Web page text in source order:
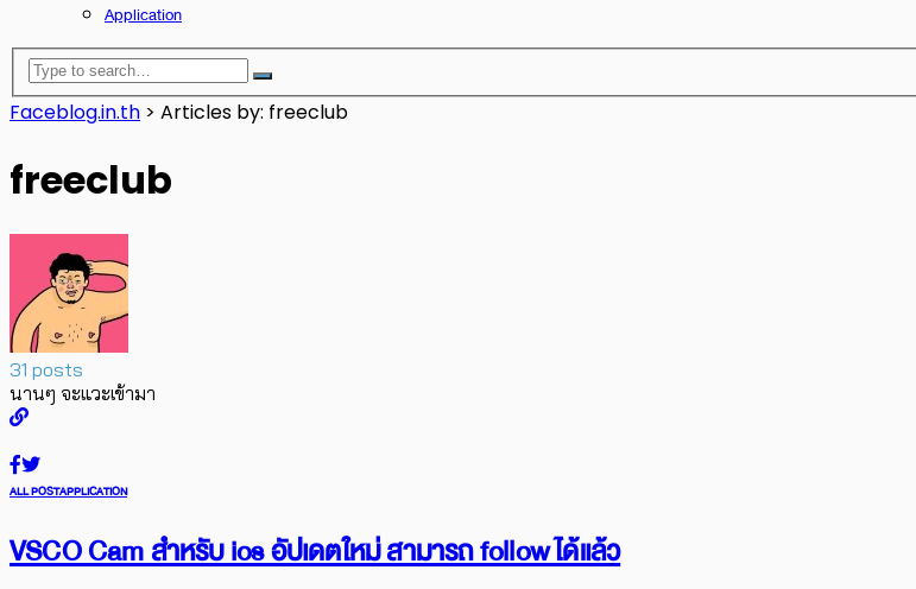
Application
Faceblog.in.th > Articles by: freeclub
freeclub
31 posts
นานๆ จะแวะเข้ามา
ALL POSTAPPLICATION
VSCO Cam สำหรับ ios อัปเดตใหม่ สามารถ follow ได้แล้ว